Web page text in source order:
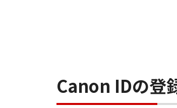
Canon IDの登